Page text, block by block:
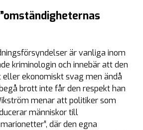
är vanliga inom
kriminologin och innebär att den
ekonomiskt svag men ändå
brott inte får den respekt han
menar att politiker som
människor till
där den egna